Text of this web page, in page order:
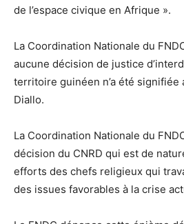
de l’espace civique en Afrique ».
La Coordination Nationale du
aucune décision de justice
territoire guinéen n’a été signifiée
Diallo.
La Coordination Nationale du
décision du CNRD qui est de
efforts des chefs religieux qui
des issues favorables à la crise